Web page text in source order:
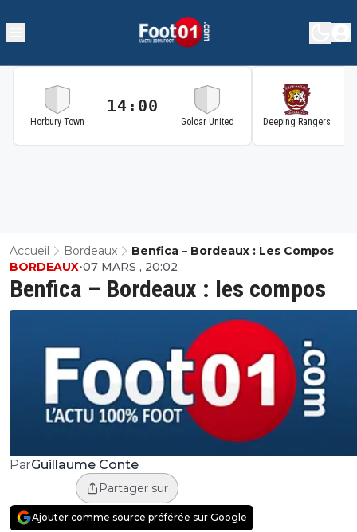
Horbury Town
14:00
Golcar United Deeping Rangers
Accueil Bordeaux Benfica – Bordeaux : Les Compos
Benfica – Bordeaux : les compos
BORDEAUX•07 MARS , 20:02
ParGuillaume Conte
Partager sur
Ajouter comme source préférée sur Google